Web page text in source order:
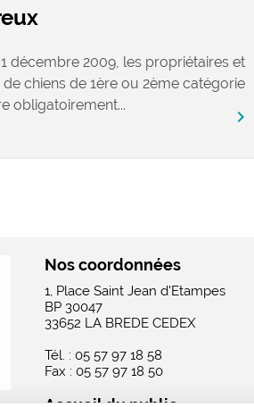
décembre 2009, les propriétaires et
chiens de 1ère ou 2ème catégorie
obligatoirement...
chevron_right
Nos coordonnées
1, Place Saint Jean d'Etampes
BP 30047
33652 LA BREDE CEDEX
Tél. : 05 57 97 18 58
Fax : 05 57 97 18 50